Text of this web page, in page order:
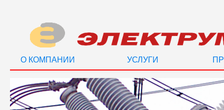
О КОМПАНИИ УСЛУГИ